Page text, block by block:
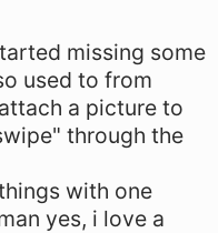
missing some
used to from
a picture to
through the
with one
yes, i love a